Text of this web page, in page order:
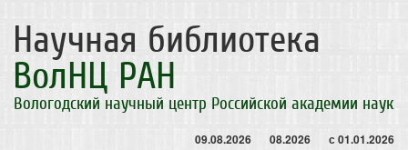
Научная библиотека
ВолНЦ РАН
Вологодский научный центр Российской академии наук
09.08.2026 08.2026 с 01.01.2026